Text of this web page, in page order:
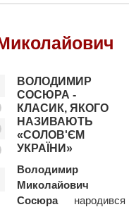
ВОЛОДИМИР
СОСЮРА -
КЛАСИК, ЯКОГО
НАЗИВАЮТЬ
«СОЛОВ'ЄМ
УКРАЇНИ»
Володимир
Миколайович
Сосюранародився